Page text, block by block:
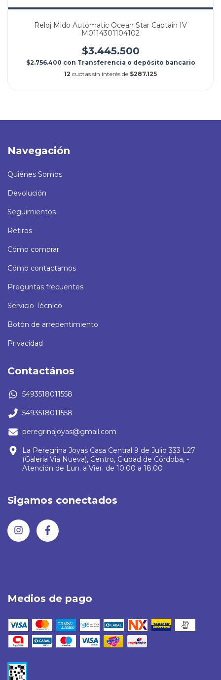
Reloj Mido Automatic Ocean Star Captain IV
M0114301104102
$3.445.500
$2.756.400 con Transferencia o depósito bancario
12 cuotas sin interés de $287.125
Navegación
Quiénes Somos
Devolución
Seguimientos
Retiros
Cómo comprar
Cómo contactarnos
Preguntas frecuentes
Servicio Técnico
Botón de arrepentimiento
Privacidad
Contactános
5493518011558
5493518011558
peregrinajoyas@gmail.com
La Peregrina Joyas Casa Central 9 de Julio 333 L27
(Galeria Via Nueva), Centro, Ciudad de Córdoba, -
Atención de Lun. a Vier. de 10:00 a 18.00
Sigamos conectados
Medios de pago